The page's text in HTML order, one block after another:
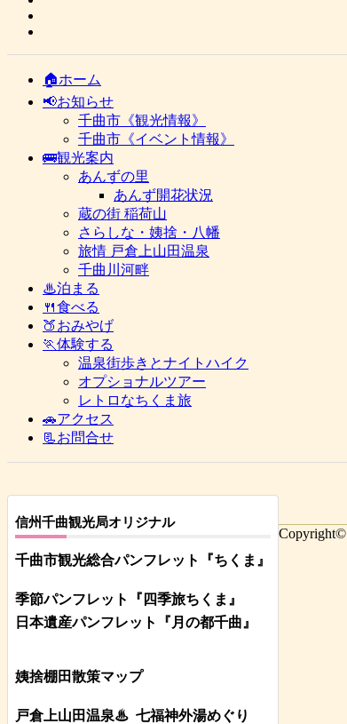
🏠ホーム
📢お知らせ
千曲市《観光情報》
千曲市《イベント情報》
🚌観光案内
あんずの里
あんず開花状況
蔵の街 稲荷山
さらしな・姨捨・八幡
旅情 戸倉上山田温泉
千曲川河畔
♨泊まる
🍴食べる
🍑おみやげ
🏃体験する
温泉街歩きとナイトハイク
オプショナルツアー
レトロなちくま旅
🚗アクセス
📃お問合せ
信州千曲観光局オリジナル
千曲市観光総合パンフレット 『ちくま』
季節パンフレット『四季旅ちくま』
日本遺産パンフレット
『月の都千曲』
姨捨棚田散策マップ
戸倉上山田温泉♨ 七福神外湯めぐり
Copyright©